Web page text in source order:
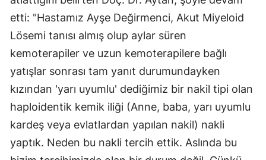
etti: "Hastamız Ayşe Değirmenci, Akut Miyeloid
Lösemi tanısı almış olup aylar süren
kemoterapiler ve uzun kemoterapilere bağlı
yatışlar sonrası tam yanıt durumundayken
kızından 'yarı uyumlu' dediğimiz bir nakil tipi olan
haploidentik kemik iliği (Anne, baba, yarı uyumlu
kardeş veya evlatlardan yapılan nakil) nakli
yaptık. Neden bu nakli tercih ettik. Aslında bu